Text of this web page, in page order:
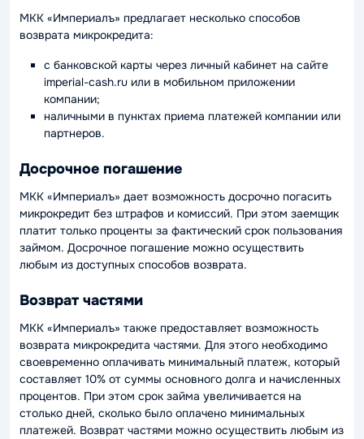
МКК «Империалъ» предлагает несколько способов
возврата микрокредита:
с банковской карты через личный кабинет на сайте
imperial-cash.ru или в мобильном приложении
компании;
наличными в пунктах приема платежей компании или
партнеров.
Досрочное погашение
МКК «Империалъ» дает возможность досрочно погасить
микрокредит без штрафов и комиссий. При этом заемщик
платит только проценты за фактический срок пользования
займом. Досрочное погашение можно осуществить
любым из доступных способов возврата.
Возврат частями
МКК «Империалъ» также предоставляет возможность
возврата микрокредита частями. Для этого необходимо
своевременно оплачивать минимальный платеж, который
составляет 10% от суммы основного долга и начисленных
процентов. При этом срок займа увеличивается на
столько дней, сколько было оплачено минимальных
платежей. Возврат частями можно осуществить любым из